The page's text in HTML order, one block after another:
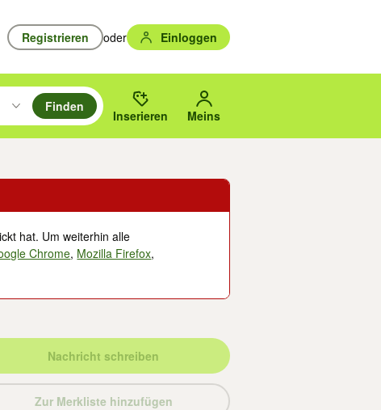
Registrieren oder Einloggen
durchsuchen und mit Eingabetaste auswählen.
um zu suchen, oder Vorschläge mit den Pfeiltasten nach oben/
des gewählten Orts oder PLZ.
Finden
Inserieren Meins
hat. Um weiterhin alle
Chrome, Mozilla Firefox,
Nachricht schreiben
Zur Merkliste hinzufügen